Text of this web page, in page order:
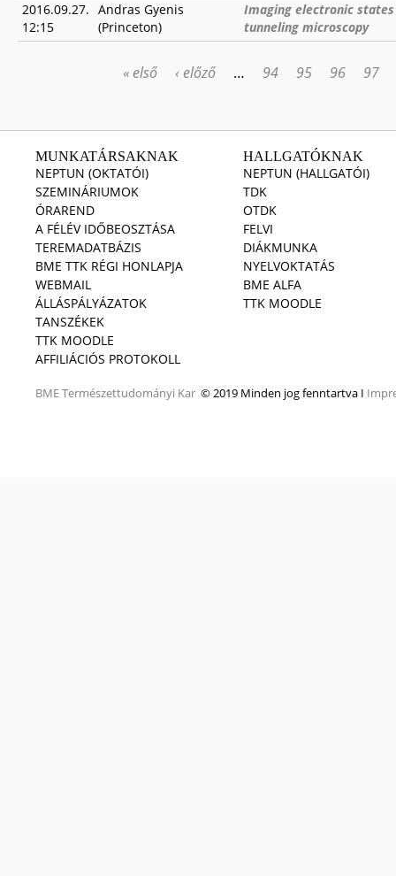
2016.09.27.
12:15
Andras Gyenis
(Princeton)
Imaging electronic
tunneling microscopy
« első ‹ előző … 94 95 96 97
MUNKATÁRSAKNAK
NEPTUN (OKTATÓI)
SZEMINÁRIUMOK
ÓRAREND
A FÉLÉV IDŐBEOSZTÁSA
TEREMADATBÁZIS
BME TTK RÉGI HONLAPJA
WEBMAIL
ÁLLÁSPÁLYÁZATOK
TANSZÉKEK
TTK MOODLE
AFFILIÁCIÓS PROTOKOLL
BMETermészettudományi Kar © 2019 Minden jog fenntartva I
HALLGATÓKNAK
NEPTUN (HALLGATÓI)
TDK
OTDK
FELVI
DIÁKMUNKA
NYELVOKTATÁS
BME ALFA
TTK MOODLE